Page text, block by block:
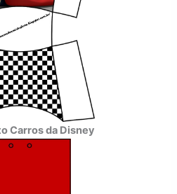
Carros da Disney